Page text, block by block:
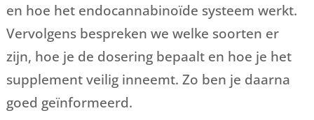
en hoe het endocannabinoïde systeem werkt.
Vervolgens bespreken we welke soorten er
zijn, hoe je de dosering bepaalt en hoe je het
supplement veilig inneemt. Zo ben je daarna
goed geïnformeerd.